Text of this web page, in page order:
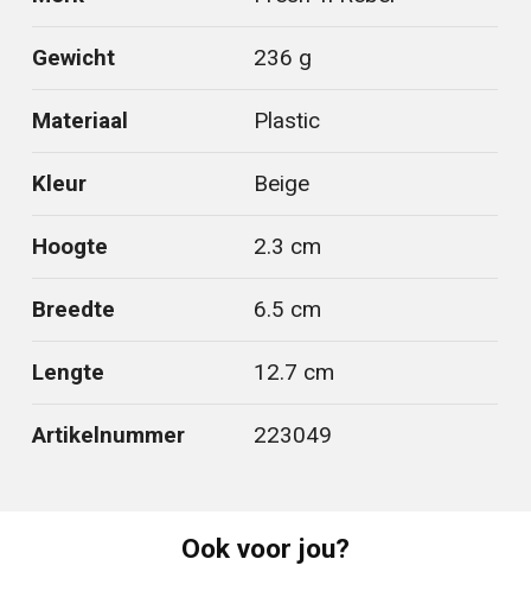
Gewicht 236 g
Materiaal Plastic
Kleur Beige
Hoogte 2.3 cm
Breedte 6.5 cm
Lengte 12.7 cm
Artikelnummer 223049
Ook voor jou?